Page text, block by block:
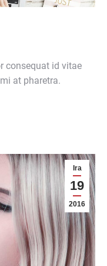
consequat id vitae
at pharetra.
Ira
19
2016